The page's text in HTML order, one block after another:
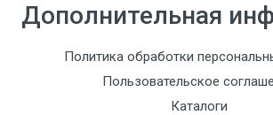
Дополнительная
Политика обработки
Пользовательское
Каталоги